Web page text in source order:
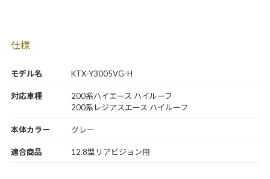
モデル名 KTX-Y3005VG-H
仕様
対応車種
200系ハイエース ハイルーフ
200系レジアスエース ハイルーフ
本体カラー グレー
適合商品 12.8型リアビジョン用